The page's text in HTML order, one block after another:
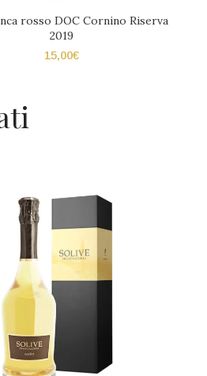
rosso DOC Cornino Riserva
2019
15,00€